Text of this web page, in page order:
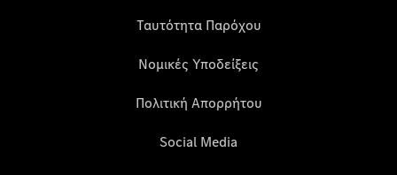
Ταυτότητα Παρόχου
Νομικές Υποδείξεις
Πολιτική Απορρήτου
Social Media